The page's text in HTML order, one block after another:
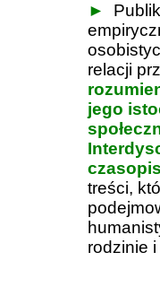
►
relacji
jego
treści,
rodzinie